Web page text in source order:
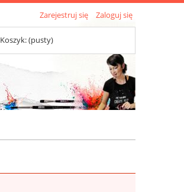
Zarejestruj się Zaloguj się
Koszyk:(pusty)